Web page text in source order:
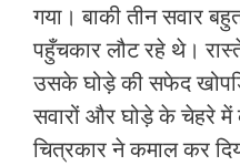
गया। बाकी तीन सवार
पहुँचकार लौट रहे थे।
उसके घोड़े की सफेद
सवारों और घोड़े के चेहरे में
चित्रकार ने कमाल कर